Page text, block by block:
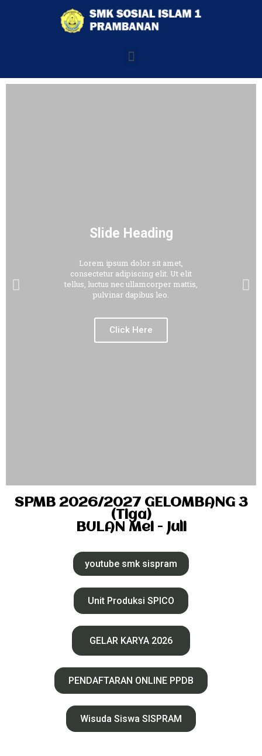
Slide Heading
Lorem ipsum dolor sit amet,
consectetur adipiscing elit. Ut elit
tellus, luctus nec ullamcorper mattis,
pulvinar dapibus leo.
Click Here
SPMB 2026/2027 GELOMBANG 3
(Tiga)
BULAN Mei - Juli
youtube smk sispram
Unit Produksi SPICO
GELAR KARYA 2026
PENDAFTARAN ONLINE PPDB
Wisuda Siswa SISPRAM